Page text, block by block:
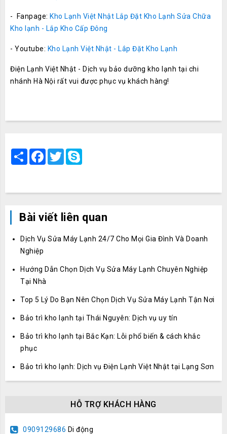
- Fanpage: Kho Lạnh Việt Nhật Lắp Đặt Kho Lạnh Sửa Chữa
Kho lạnh - Lắp Kho Cấp Đông
- Youtube: Kho Lạnh Việt Nhật - Lắp Đặt Kho Lạnh
Điện Lạnh Việt Nhật - Dịch vụ bảo dưỡng kho lạnh tại chi
nhánh Hà Nội rất vui được phục vụ khách hàng!
ShareFacebook
Twitter
Bài viết liên quan
Dịch Vụ Sửa Máy Lạnh 24/7 Cho Mọi Gia Đình Và Doanh
Nghiệp
Hướng Dẫn Chọn Dịch Vụ Sửa Máy Lạnh Chuyên Nghiệp
Tại Nhà
Top 5 Lý Do Bạn Nên Chọn Dịch Vụ Sửa Máy Lạnh Tận Nơi
Bảo trì kho lạnh tại Thái Nguyên: Dịch vụ uy tín
Bảo trì kho lạnh tại Bắc Kạn: Lỗi phổ biến & cách khắc
phục
Bảo trì kho lạnh: Dịch vụ Điện Lạnh Việt Nhật tại Lạng Sơn
HỖ TRỢ KHÁCH HÀNG
0909129686 Di động